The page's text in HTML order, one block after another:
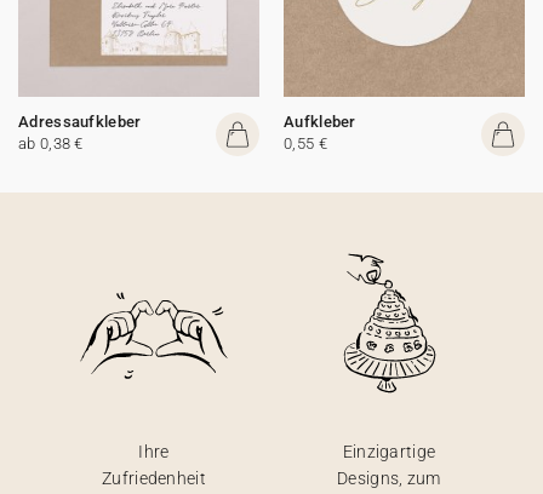
Adressaufkleber
ab 0,38 €
Aufkleber
0,55 €
Ihre
Zufriedenheit
Einzigartige
Designs, zum